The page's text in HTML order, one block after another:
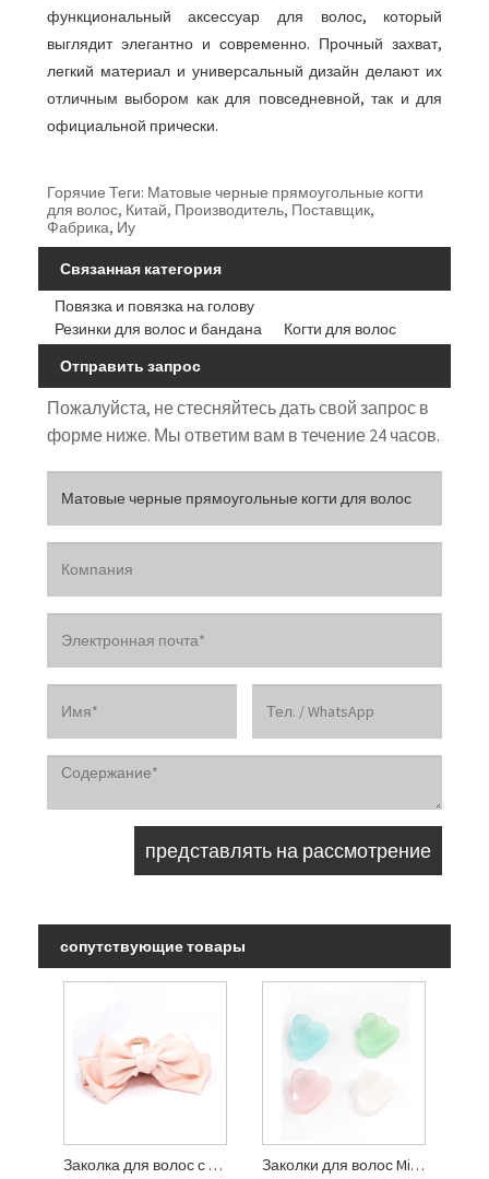
функциональный аксессуар для волос, который
выглядит элегантно и современно. Прочный захват,
легкий материал и универсальный дизайн делают их
отличным выбором как для повседневной, так и для
официальной прически.
Горячие Теги: Матовые черные прямоугольные когти
для волос, Китай, Производитель, Поставщик,
Фабрика, Иу
Связанная категория
Повязка и повязка на голову
Резинки для волос и бандана
Когти для волос
Отправить запрос
Пожалуйста, не стесняйтесь дать свой запрос в
форме ниже. Мы ответим вам в течение 24 часов.
сопутствующие товары
Заколка для волос с большим бантом и румянами Заколки для волос Mini Cloud, 4 шт.